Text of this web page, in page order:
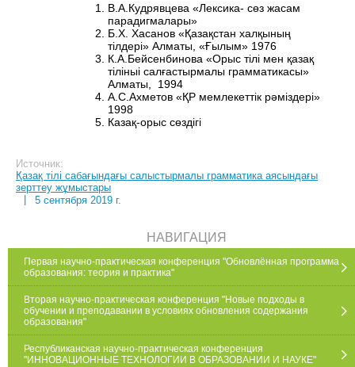
В.А.Кудрявцева «Лексика- сөз жасам
парадигмалары»
Б.Х. Хасанов «Қазақстан халқының
тілдері» Алматы, «Ғылым» 1976
К.А.Бейсенбинова «Орыс тілі мен қазақ
тіліныі салғастырмалы грамматикасы»
Алматы, 1994
А.С.Ахметов «ҚР мемлекеттік рәміздері»
1998
Казақ-орыс сөздігі
Источник:
Қазақ тілі сабағындағы салыстырмалы грамматика аясындағы
зерттеу жұмыстары
5 сентября 2019 г.
НАВИГАЦИЯ
Первая научно-практическая конференция "Обновлённая программа
образования: теория и практика"
Вторая научно-практическая конференция "Новые подходы в
обучении и преподавании в условиях обновления содержания
образования"
Республиканская научно-практическая конференция
"ИННОВАЦИОННЫЕ ТЕХНОЛОГИИ В ОБРАЗОВАНИИ И НАУКЕ"